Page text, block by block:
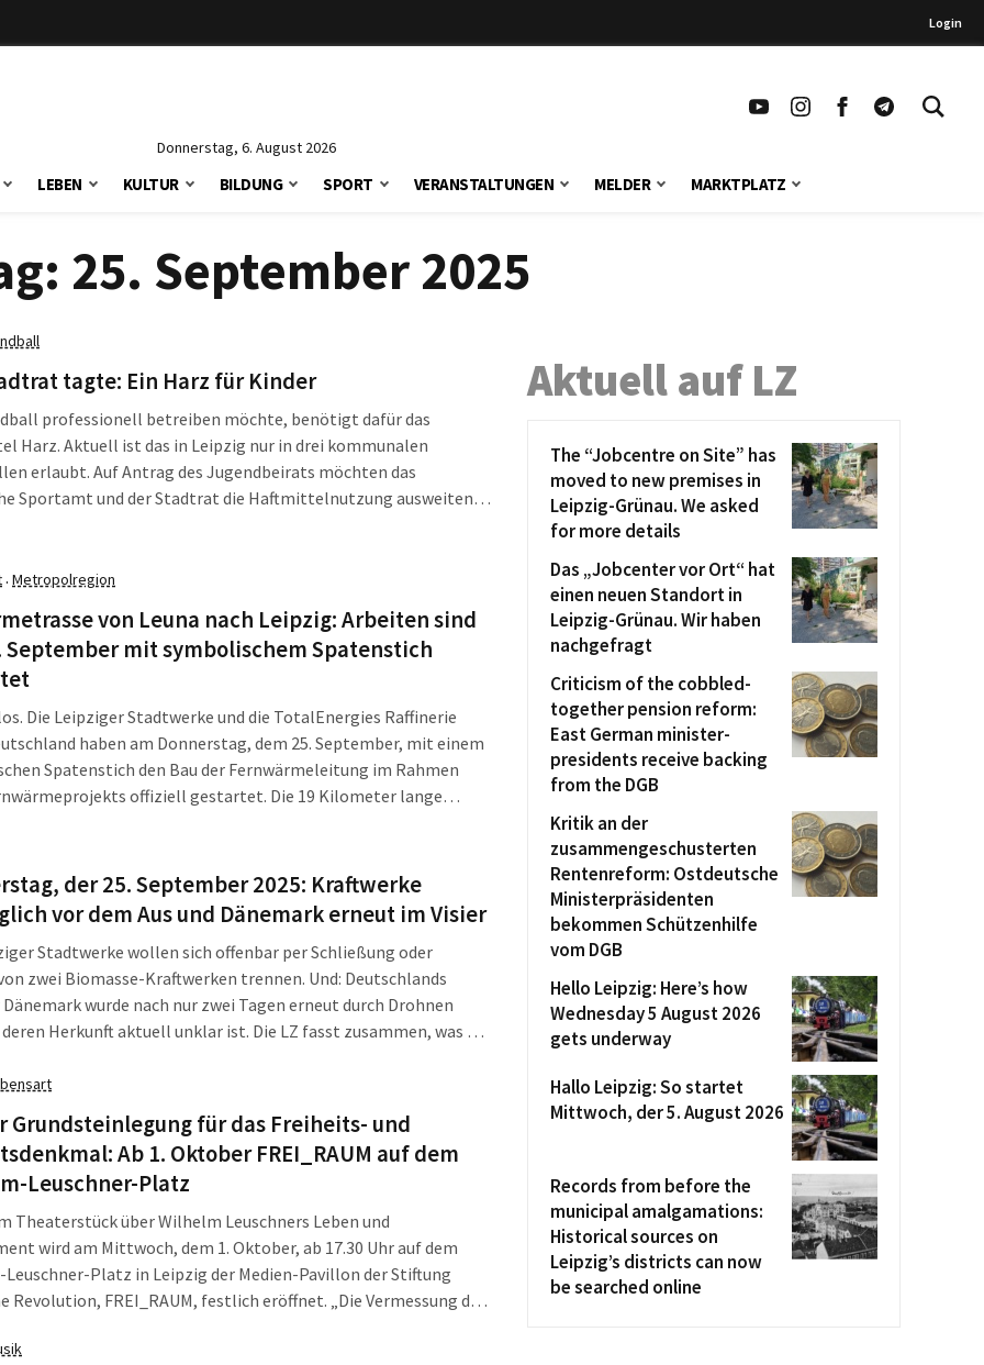
Login
Donnerstag, 6. August 2026
LEBEN KULTUR BILDUNG SPORT VERANSTALTUNGEN MELDER MARKTPLATZ
25. September 2025
tagte: Ein Harz für Kinder
professionell betreiben möchte, benötigt dafür das
Harz. Aktuell ist das in Leipzig nur in drei kommunalen
erlaubt. Auf Antrag des Jugendbeirats möchten das
Sportamt und der Stadtrat die Haftmittelnutzung ausweiten.
Felix […]
· Metropolregion
von Leuna nach Leipzig: Arbeiten sind
September mit symbolischem Spatenstich
Die Leipziger Stadtwerke und die TotalEnergies Raffinerie
haben am Donnerstag, dem 25. September, mit einem
Spatenstich den Bau der Fernwärmeleitung im Rahmen
offiziell gestartet. Die 19 Kilometer lange
Leipzig transportieren und damit einen entscheidenden […]
der 25. September 2025: Kraftwerke
vor dem Aus und Dänemark erneut im Visier
Stadtwerke wollen sich offenbar per Schließung oder
zwei Biomasse-Kraftwerken trennen. Und: Deutschlands
wurde nach nur zwei Tagen erneut durch Drohnen
Herkunft aktuell unklar ist. Die LZ fasst zusammen, was am
war. Nicht rentabel: Stadtwerke wollen […]
Grundsteinlegung für das Freiheits- und
Ab 1. Oktober FREI_RAUM auf dem
Leuschner-Platz
Theaterstück über Wilhelm Leuschners Leben und
wird am Mittwoch, dem 1. Oktober, ab 17.30 Uhr auf dem
Platz in Leipzig der Medien-Pavillon der Stiftung
Revolution, FREI_RAUM, festlich eröffnet. „Die Vermessung der
Verteidiger der deutschen Demokratie im Widerstand
Aktuell auf LZ
The “Jobcentre on Site” has
moved to new premises in
Leipzig-Grünau. We asked
for more details
Das „Jobcenter vor Ort“ hat
einen neuen Standort in
Leipzig-Grünau. Wir haben
nachgefragt
Criticism of the cobbled-
together pension reform:
East German minister-
presidents receive backing
from the DGB
Kritik an der
zusammengeschusterten
Rentenreform: Ostdeutsche
Ministerpräsidenten
bekommen Schützenhilfe
vom DGB
Hello Leipzig: Here’s how
Wednesday 5 August 2026
gets underway
Hallo Leipzig: So startet
Mittwoch, der 5. August 2026
Records from before the
municipal amalgamations:
Historical sources on
Leipzig’s districts can now
be searched online